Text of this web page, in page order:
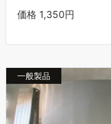
価格 1,350円
一般製品